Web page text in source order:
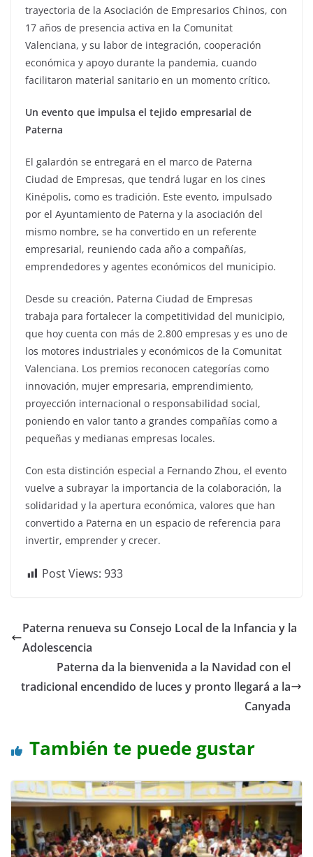
trayectoria de la Asociación de Empresarios Chinos, con
17 años de presencia activa en la Comunitat
Valenciana, y su labor de integración, cooperación
económica y apoyo durante la pandemia, cuando
facilitaron material sanitario en un momento crítico.
Un evento que impulsa el tejido empresarial de
Paterna
El galardón se entregará en el marco de Paterna
Ciudad de Empresas, que tendrá lugar en los cines
Kinépolis, como es tradición. Este evento, impulsado
por el Ayuntamiento de Paterna y la asociación del
mismo nombre, se ha convertido en un referente
empresarial, reuniendo cada año a compañías,
emprendedores y agentes económicos del municipio.
Desde su creación, Paterna Ciudad de Empresas
trabaja para fortalecer la competitividad del municipio,
que hoy cuenta con más de 2.800 empresas y es uno de
los motores industriales y económicos de la Comunitat
Valenciana. Los premios reconocen categorías como
innovación, mujer empresaria, emprendimiento,
proyección internacional o responsabilidad social,
poniendo en valor tanto a grandes compañías como a
pequeñas y medianas empresas locales.
Con esta distinción especial a Fernando Zhou, el evento
vuelve a subrayar la importancia de la colaboración, la
solidaridad y la apertura económica, valores que han
convertido a Paterna en un espacio de referencia para
invertir, emprender y crecer.
Post Views: 933
Paterna renueva su Consejo Local de la Infancia y la
Adolescencia
Paterna da la bienvenida a la Navidad con el
tradicional encendido de luces y pronto llegará a la
Canyada
También te puede gustar